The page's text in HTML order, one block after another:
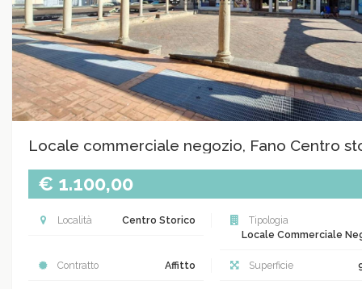
Locale commerciale negozio, Fano Centro
€ 1.100,00
Località Centro Storico
Tipologia
Locale Commerciale
Contratto Affitto Superficie